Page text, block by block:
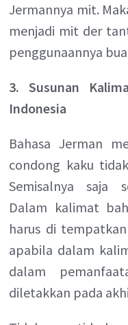
Jermannya mit.
menjadi mit der
penggunaannya
3. Susunan
Indonesia
Bahasa Jerman
condong kaku
Semisalnya saja
Dalam kalimat
harus di
apabila dalam
dalam
diletakkan pada